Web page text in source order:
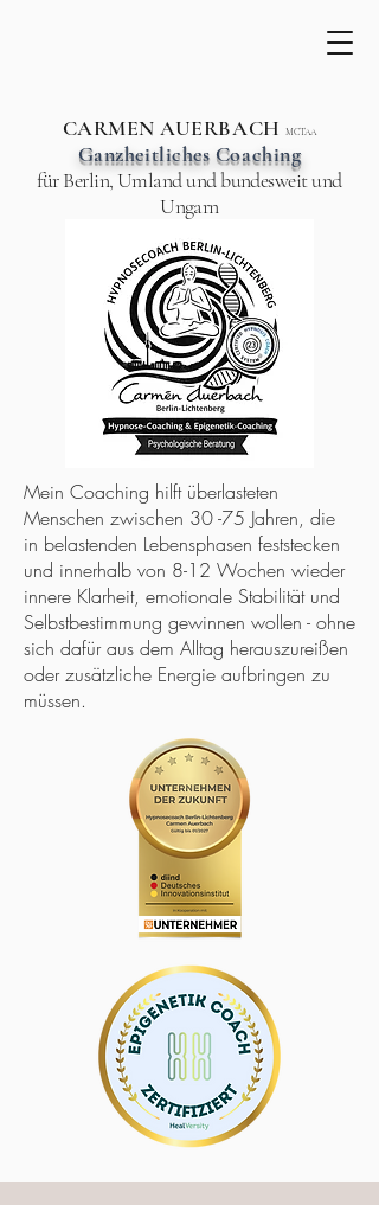
CARMEN AUERBACHMCTAA
Ganzheitliches Coaching
für Berlin, Umland und bundesweit und
Ungarn
Mein Coaching hilft überlasteten
Menschen zwischen 30 -75 Jahren, die
in belastenden Lebensphasen feststecken
und innerhalb von 8-12 Wochen wieder
innere Klarheit, emotionale Stabilität und
Selbstbestimmung gewinnen wollen - ohne
sich dafür aus dem Alltag herauszureißen
oder zusätzliche Energie aufbringen zu
müssen.